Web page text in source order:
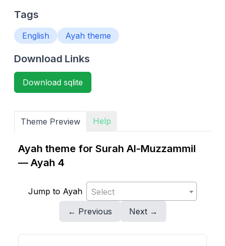
Tags
English Ayah theme
Download Links
Download sqlite
Theme Preview Help
Ayah theme for Surah Al-Muzzammil
— Ayah 4
Jump to Ayah
Select
← Previous
Next →